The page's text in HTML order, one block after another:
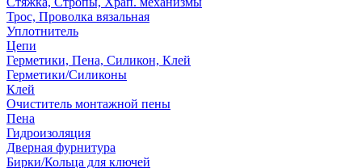
Трос, Проволка вязальная
Уплотнитель
Цепи
Герметики, Пена, Силикон, Клей
Герметики/Силиконы
Клей
Очиститель монтажной пены
Пена
Гидроизоляция
Дверная фурнитура
Бирки/Кольца для ключей